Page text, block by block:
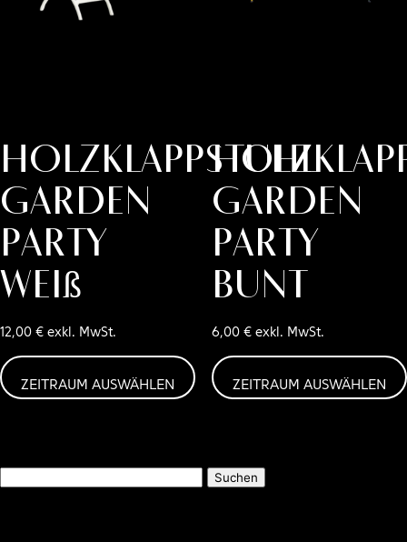
Holzklappstuhl
GARDEN
PARTY
weiß
12,00 € exkl. MwSt.
ZEITRAUM AUSWÄHLEN
GARDEN
PARTY
bunt
6,00 €exkl. MwSt.
ZEITRAUM AUSWÄHLEN
Suchen